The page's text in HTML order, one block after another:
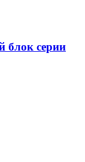
блок серии